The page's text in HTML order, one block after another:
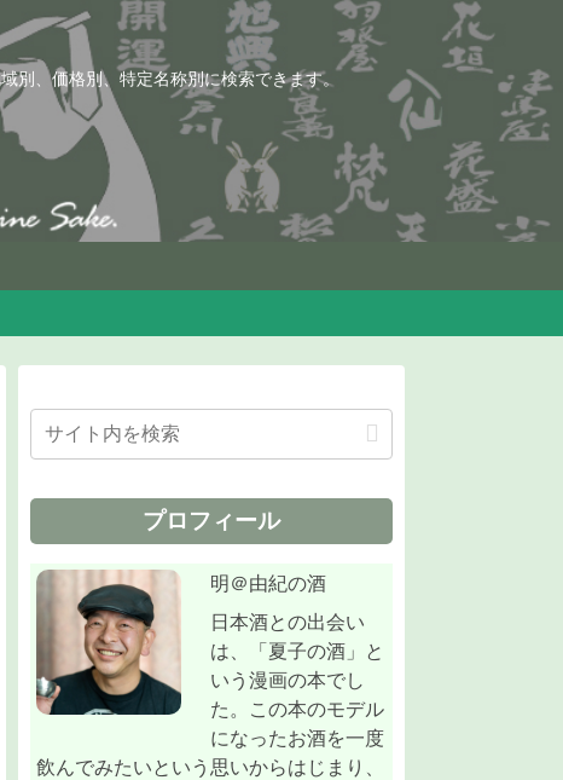
別、価格別、特定名称別に検索できます。
プロフィール
明＠由紀の酒
日本酒との出会い
は、「夏子の酒」と
いう漫画の本でし
た。この本のモデル
になったお酒を一度
飲んでみたいという思いからはじまり、